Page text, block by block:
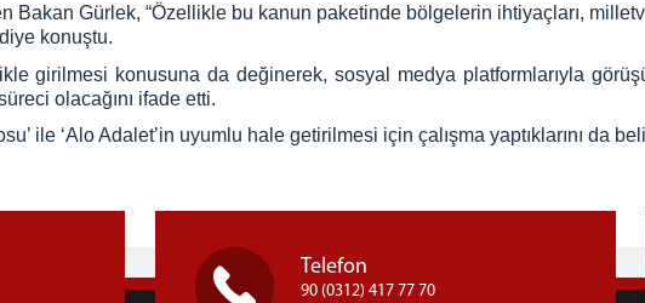
Bakan Gürlek, “Özellikle bu kanun paketinde bölgelerin ihtiyaçları,
konuştu.
girilmesi konusuna da değinerek, sosyal medya platformlarıyla
olacağını ifade etti.
ile ‘Alo Adalet’in uyumlu hale getirilmesi için çalışma yaptıklarını da
Telefon
90 (0312) 417 77 70